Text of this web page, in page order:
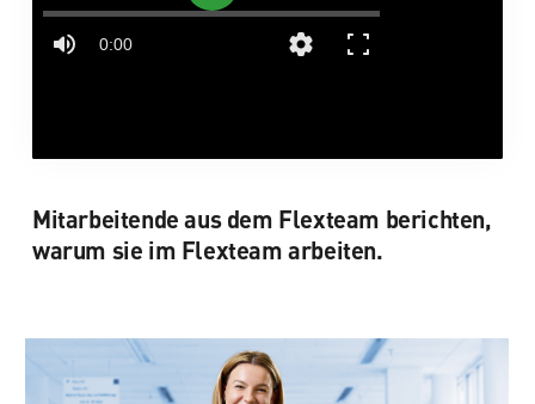
Mitarbeitende aus dem Flexteam berichten,
warum sie im Flexteam arbeiten.